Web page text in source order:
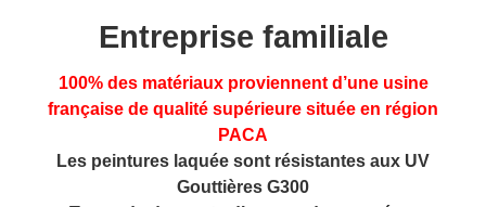
Entreprise familiale
100% des matériaux proviennent d’une usine
française de qualité supérieure située en région
PACA
Les peintures laquée sont résistantes aux UV
Gouttières G300